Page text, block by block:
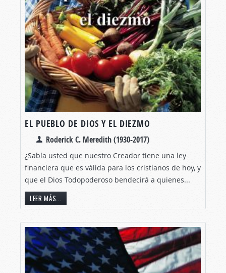
EL PUEBLO DE DIOS Y EL DIEZMO
Roderick C. Meredith (1930-2017)
¿Sabía usted que nuestro Creador tiene una ley
financiera que es válida para los cristianos de hoy, y
que el Dios Todopoderoso bendecirá a quienes...
LEER MÁS...